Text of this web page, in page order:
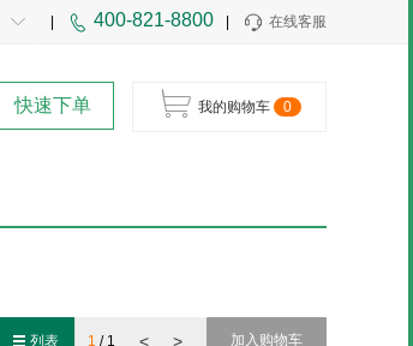
在线客服
400-821-8800
快速下单 我的购物车 0
加入购物车
< >
1 / 1
列表